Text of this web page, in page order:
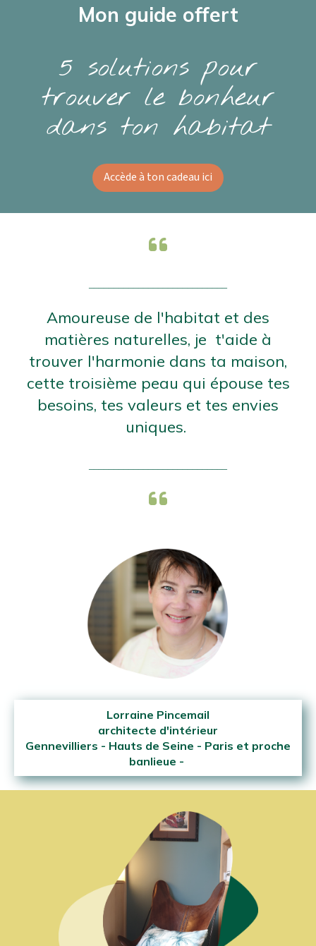
Mon guide offert
5 solutions pour
trouver le bonheur
dans ton habitat
Accède à ton cadeau ici
Amoureuse de l'habitat et des
matières naturelles, je t'aide à
trouver l'harmonie dans ta maison,
cette troisième peau qui épouse tes
besoins, tes valeurs et tes envies
uniques.
Lorraine Pincemail
architecte d'intérieur
Gennevilliers - Hauts de Seine - Paris et proche
banlieue -